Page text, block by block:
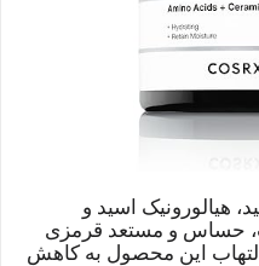
هیالورونیک اسید و
حساس و مستعد قرمزی
این محصول به کاهش